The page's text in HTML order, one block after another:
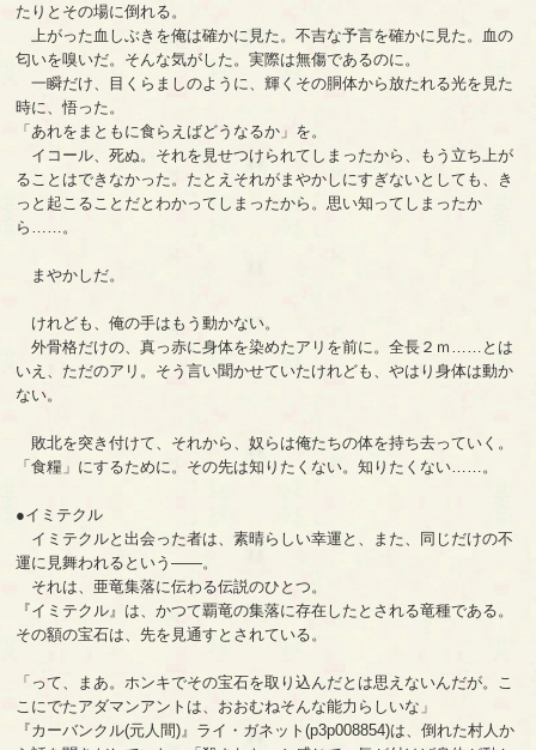
たりとその場に倒れる。
上がった血しぶきを俺は確かに見た。不吉な予言を確かに見た。血の
匂いを嗅いだ。そんな気がした。実際は無傷であるのに。
一瞬だけ、目くらましのように、輝くその胴体から放たれる光を見た
時に、悟った。
「あれをまともに食らえばどうなるか」を。
イコール、死ぬ。それを見せつけられてしまったから、もう立ち上が
ることはできなかった。たとえそれがまやかしにすぎないとしても、き
っと起こることだとわかってしまったから。思い知ってしまったか
ら……。
まやかしだ。
けれども、俺の手はもう動かない。
外骨格だけの、真っ赤に身体を染めたアリを前に。全長２ｍ……とは
いえ、ただのアリ。そう言い聞かせていたけれども、やはり身体は動か
ない。
敗北を突き付けて、それから、奴らは俺たちの体を持ち去っていく。
「食糧」にするために。その先は知りたくない。知りたくない……。
●イミテクル
イミテクルと出会った者は、素晴らしい幸運と、また、同じだけの不
運に見舞われるという――。
それは、亜竜集落に伝わる伝説のひとつ。
『イミテクル』は、かつて覇竜の集落に存在したとされる竜種である。
その額の宝石は、先を見通すとされている。
「って、まあ。ホンキでその宝石を取り込んだとは思えないんだが。こ
こにでたアダマンアントは、おおむねそんな能力らしいな」
『カーバンクル(元人間)』ライ・ガネット(p3p008854)は、倒れた村人か